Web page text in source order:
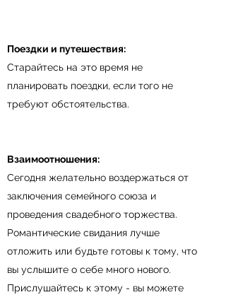
Поездки и путешествия:
Старайтесь на это время не
планировать поездки, если того не
требуют обстоятельства.
Взаимоотношения:
Сегодня желательно воздержаться от
заключения семейного союза и
проведения свадебного торжества.
Романтические свидания лучше
отложить или будьте готовы к тому, что
вы услышите о себе много нового.
Прислушайтесь к этому - вы можете